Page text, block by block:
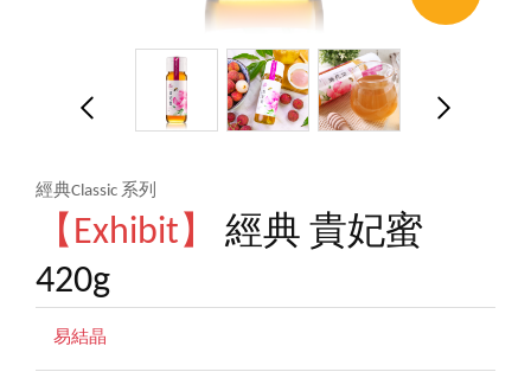
經典Classic 系列
【Exhibit】
經典 貴妃蜜
420g
易結晶